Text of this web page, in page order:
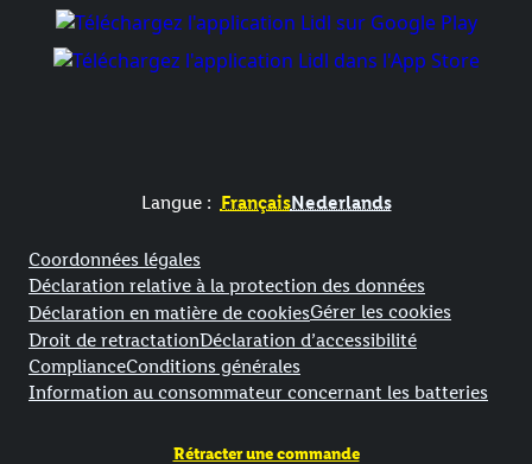
Langue : FrançaisNederlands
Coordonnées légales
Déclaration relative à la protection des données
Déclaration en matière de cookiesGérer les cookies
Droit de retractationDéclaration d’accessibilité
ComplianceConditions générales
Information au consommateur concernant les batteries
Rétracter une commande